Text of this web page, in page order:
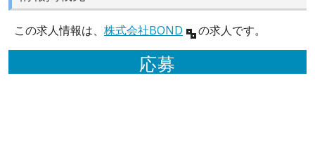
この求人情報は、 株式会社BOND の求人です。
応募